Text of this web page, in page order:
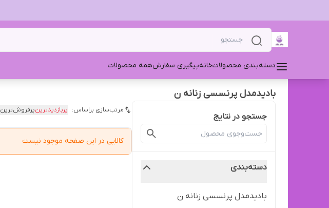
دسته‌بندی محصولاتخانهپیگیری سفارشهمه محصولات
بادیدمدل پرنسسی زنانه ن
جستجو در نتایج
دسته‌بندی
بادیدمدل پرنسسی زنانه ن
مرتب‌سازی براساس: پربازدیدترینپرفروش‌ترین
کالایی در این صفحه موجود نیست